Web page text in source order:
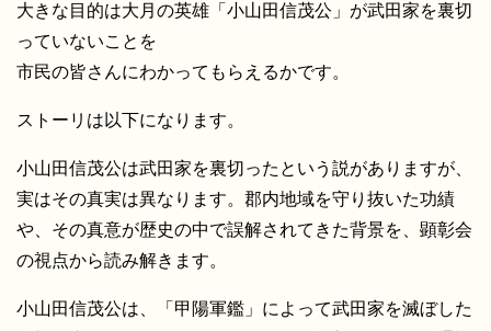
大きな目的は大月の英雄「小山田信茂公」が武田家を裏切
っていないことを
市民の皆さんにわかってもらえるかです。
ストーリは以下になります。
小山田信茂公は武田家を裏切ったという説がありますが、
実はその真実は異なります。郡内地域を守り抜いた功績
や、その真意が歴史の中で誤解されてきた背景を、顕彰会
の視点から読み解きます。
小山田信茂公は、「甲陽軍鑑」によって武田家を滅ぼした